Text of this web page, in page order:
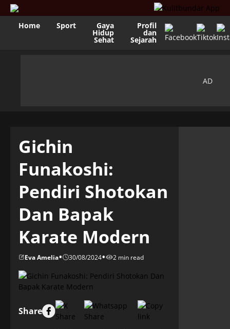
Home Sport Gaya
Hidup
Sehat
Profil
dan
Sejarah
Gichin
Funakoshi:
Pendiri Shotokan
Dan Bapak
Karate Modern
Eva Amelia• 30/08/2024• 2 min read
Share